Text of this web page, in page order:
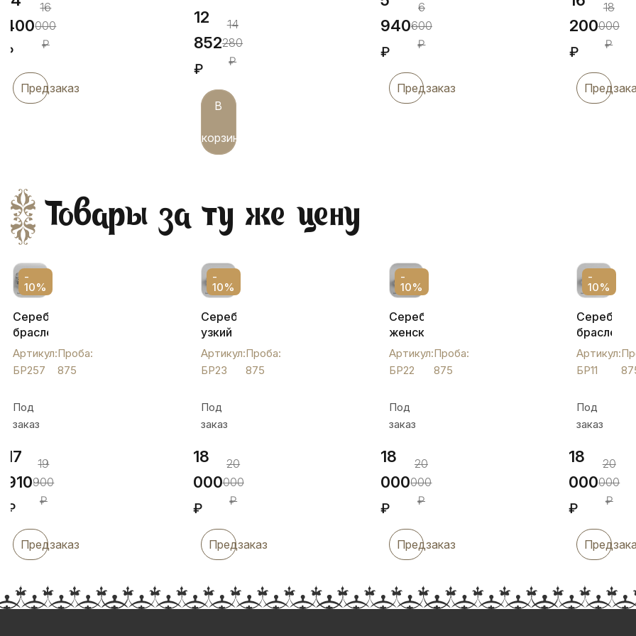
400
₽
16
000
₽
Предзаказ
12
852
₽
14
280
₽
В
корзину
940
₽
6
600
₽
Предзаказ
200
₽
18
000
₽
Товары за ту же цену
-
10%
Серебряный
браслет
"Подсолнух",
БР257
Артикул:
БР257
Проба:
875
Под
заказ
17
910
₽
19
900
₽
Предзаказ
-
10%
Серебряный
узкий
женский
браслет
с
БР23
Артикул:
БР23
Проба:
875
Под
заказ
18
000
₽
20
000
₽
Предзаказ
-
10%
Серебряный
женский
браслет
с
растительным
БР22
Артикул:
БР22
Проба:
875
Под
заказ
18
000
₽
20
000
₽
Предзаказ
-
10%
браслет
с
черненым
БР11
Артикул:
БР11
Под
заказ
18
000
₽
20
000
₽